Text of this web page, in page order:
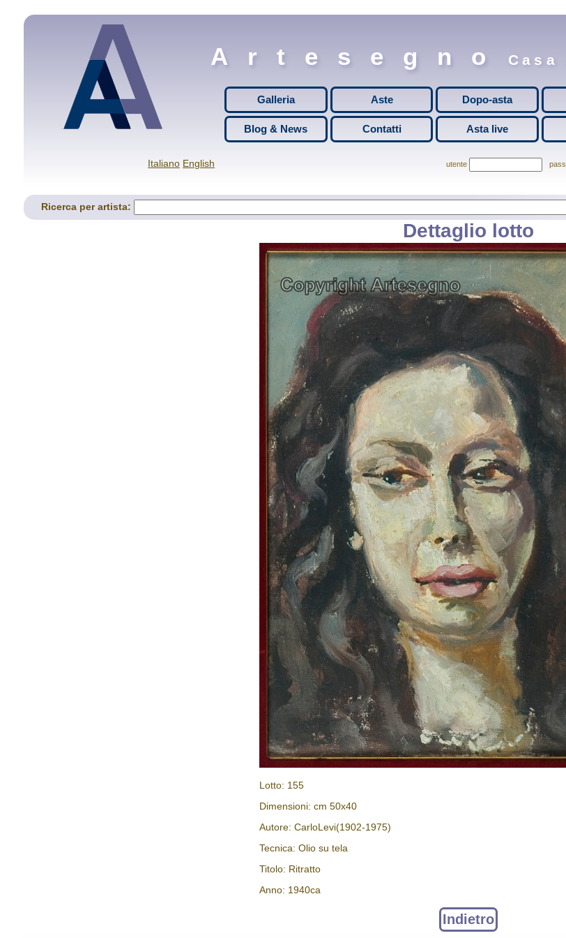
Artesegno
Galleria Aste Dopo-asta
Blog & News Contatti Asta live
Italiano English utente
Ricerca per artista:
Dettaglio lotto
Lotto: 155
Dimensioni: cm 50x40
Autore: CarloLevi(1902-1975)
Tecnica: Olio su tela
Titolo: Ritratto
Anno: 1940ca
Indietro